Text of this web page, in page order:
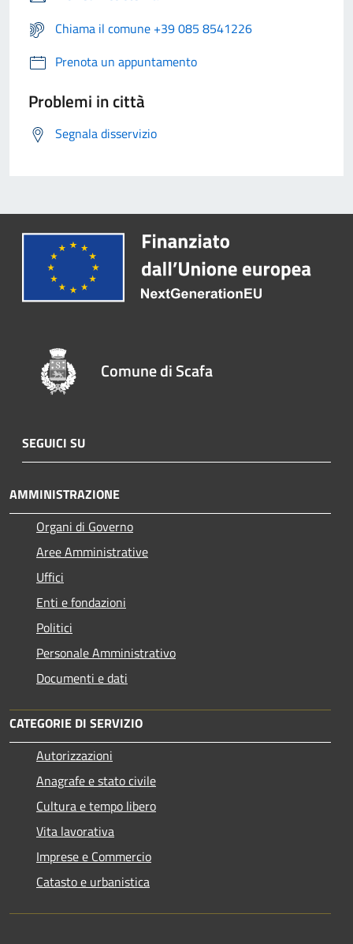
Chiama il comune +39 085 8541226
Prenota un appuntamento
Problemi in città
Segnala disservizio
Comune di Scafa
SEGUICI SU
AMMINISTRAZIONE
Organi di Governo
Aree Amministrative
Uffici
Enti e fondazioni
Politici
Personale Amministrativo
Documenti e dati
CATEGORIE DI SERVIZIO
Autorizzazioni
Anagrafe e stato civile
Cultura e tempo libero
Vita lavorativa
Imprese e Commercio
Catasto e urbanistica